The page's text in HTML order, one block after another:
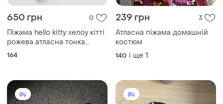
650 грн 0
Піжама hello kitty хелоу кітті
рожева атласна тонка
розмір s
164
239 грн 3
Атласна піжама домашній
костюм
140 і ще 1